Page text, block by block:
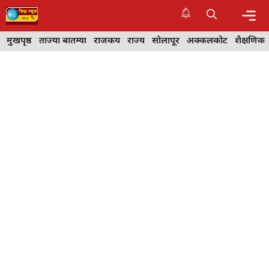
Skip
to
content
मुखपृष्ठ ताज्या बातम्या राजकीय राज्य सोलापूर अक्कलकोट शैक्षणिक